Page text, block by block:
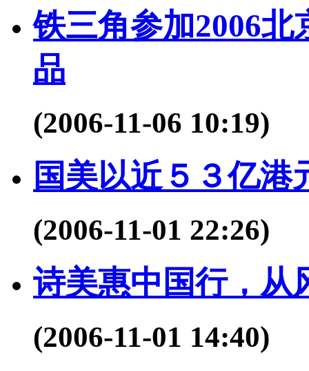
铁三角参加2006
品
(2006-11-06 10:19)
国美以近５３亿港
(2006-11-01 22:26)
诗美惠中国行，从
(2006-11-01 14:40)